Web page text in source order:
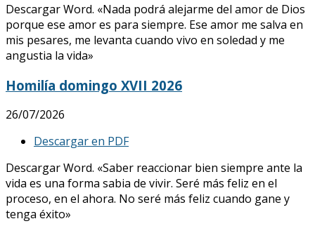
Descargar Word. «Nada podrá alejarme del amor de Dios
porque ese amor es para siempre. Ese amor me salva en
mis pesares, me levanta cuando vivo en soledad y me
angustia la vida»
Homilía domingo XVII 2026
26/07/2026
Descargar en PDF
Descargar Word. «Saber reaccionar bien siempre ante la
vida es una forma sabia de vivir. Seré más feliz en el
proceso, en el ahora. No seré más feliz cuando gane y
tenga éxito»